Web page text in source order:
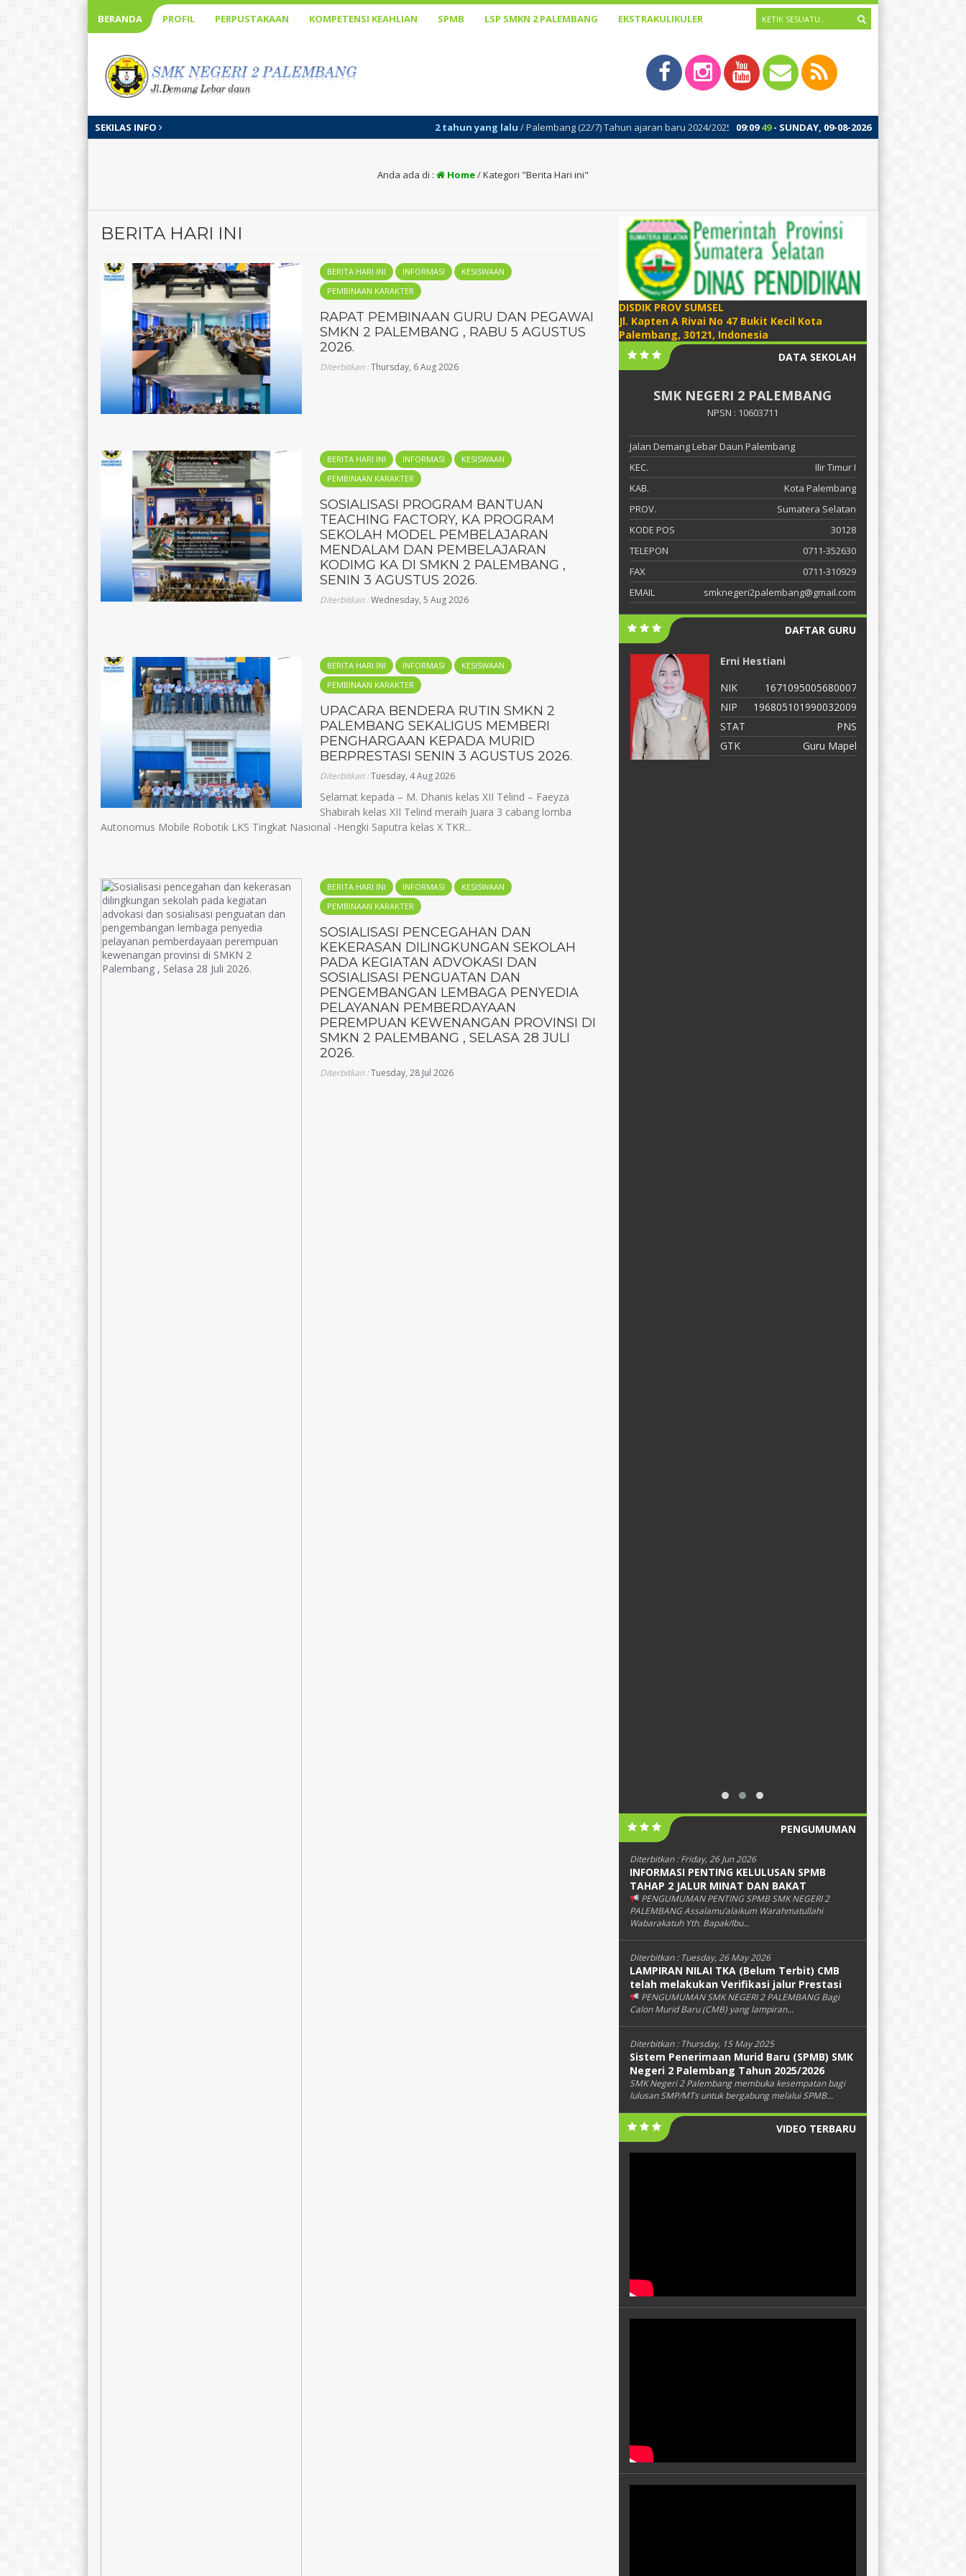
BERANDA PROFIL PERPUSTAKAAN KOMPETENSI KEAHLIAN SPMB LSP SMKN 2 PALEMBANG EKSTRAKULIKULER
SEKILAS INFO 09:09 50- SUNDAY, 09-08-2026
/ Palembang (22/7) Tahun ajaran baru 2024/2025 di SMK Negeri 2 Palembang diawali dengan kegiatan Masa
Anda ada di : Home/Kategori "Berita Hari ini"
BERITA HARI INI
BERITA HARI INI INFORMASI
KESISWAAN
PEMBINAAN KARAKTER
RAPAT PEMBINAAN GURU DAN PEGAWAI
SMKN 2 PALEMBANG , RABU 5 AGUSTUS
2026.
Diterbitkan :Thursday, 6 Aug 2026
BERITA HARI INI INFORMASI
KESISWAAN
PEMBINAAN KARAKTER
SOSIALISASI PROGRAM BANTUAN
TEACHING FACTORY, KA PROGRAM
SEKOLAH MODEL PEMBELAJARAN
MENDALAM DAN PEMBELAJARAN
KODIMG KA DI SMKN 2 PALEMBANG ,
SENIN 3 AGUSTUS 2026.
Diterbitkan :Wednesday, 5 Aug 2026
BERITA HARI INI INFORMASI
KESISWAAN
PEMBINAAN KARAKTER
UPACARA BENDERA RUTIN SMKN 2
PALEMBANG SEKALIGUS MEMBERI
PENGHARGAAN KEPADA MURID
BERPRESTASI SENIN 3 AGUSTUS 2026.
Diterbitkan :Tuesday, 4 Aug 2026
Selamat kepada – M. Dhanis kelas XII Telind – Faeyza
Shabirah kelas XII Telind meraih Juara 3 cabang lomba
Autonomus Mobile Robotik LKS Tingkat Nasional -Hengki Saputra kelas X TKR...
BERITA HARI INI INFORMASI
KESISWAAN
PEMBINAAN KARAKTER
SOSIALISASI PENCEGAHAN DAN
KEKERASAN DILINGKUNGAN SEKOLAH
PADA KEGIATAN ADVOKASI DAN
SOSIALISASI PENGUATAN DAN
PENGEMBANGAN LEMBAGA PENYEDIA
PELAYANAN PEMBERDAYAAN
PEREMPUAN KEWENANGAN PROVINSI DI
SMKN 2 PALEMBANG , SELASA 28 JULI
2026.
Diterbitkan :Tuesday, 28 Jul 2026
DISDIK PROV SUMSEL
Jl. Kapten A Rivai No 47 Bukit Kecil Kota
Palembang, 30121, Indonesia
DATA SEKOLAH
SMK NEGERI 2 PALEMBANG
NPSN : 10603711
Jalan Demang Lebar Daun Palembang
KEC.
Ilir Timur I
KAB.
Kota Palembang
PROV.
Sumatera Selatan
KODE POS
30128
TELEPON
0711-352630
FAX
0711-310929
EMAIL
smknegeri2palembang@gmail.com
DAFTAR GURU
1671095005680007
196805101990032009
PNS
Guru Mapel
Catur Sarwidodo
NIK
1671070904660004
NIP
196604091990031005
STAT
PNS
GTK
Guru Kelas
Syafrudin
NIP
196702252007011004
STAT
GTK
Erni Hestiani
NIK
1671095005680007
NIP
196805101990032009
STAT
PNS
GTK
Guru Mapel
PENGUMUMAN
Diterbitkan :Friday, 26 Jun 2026
INFORMASI PENTING KELULUSAN SPMB
TAHAP 2 JALUR MINAT DAN BAKAT
PENGUMUMAN PENTING SPMB SMK NEGERI 2
PALEMBANG Assalamu’alaikum Warahmatullahi
Wabarakatuh Yth. Bapak/Ibu...
Diterbitkan : Tuesday, 26 May 2026
LAMPIRAN NILAI TKA (Belum Terbit) CMB
telah melakukan Verifikasi jalur Prestasi
PENGUMUMAN SMK NEGERI 2 PALEMBANG Bagi
Calon Murid Baru (CMB) yang lampiran...
Diterbitkan : Thursday, 15 May 2025
Sistem Penerimaan Murid Baru (SPMB) SMK
Negeri 2 Palembang Tahun 2025/2026
SMK Negeri 2 Palembang membuka kesempatan bagi
lulusan SMP/MTs untuk bergabung melalui SPMB...
VIDEO TERBARU